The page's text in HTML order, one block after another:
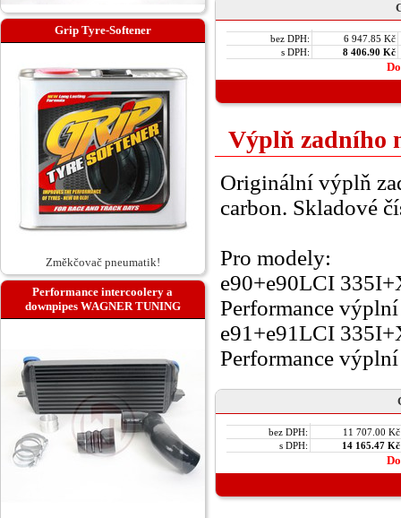
bez DPH:
6 947.85 Kč
s DPH:
8 406.90 Kč
Výplň zadního
Originální výplň
carbon. Skladové
Pro modely:
e90+e90LCI
Performance výplní
e91+e91LCI
Performance výplní
bez DPH:
11 707.00 Kč
s DPH:
14 165.47 Kč
Grip Tyre-Softener
Změkčovač pneumatik!
Performance intercoolery a
downpipes WAGNER TUNING